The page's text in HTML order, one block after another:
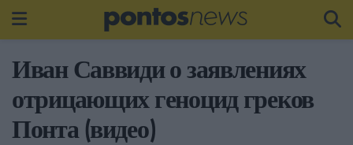
Иван Саввиди о заявлениях
отрицающих геноцид греков
Понта (видео)